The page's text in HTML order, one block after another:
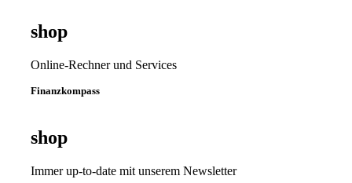
shop
Online-Rechner und Services
Finanzkompass
shop
Immer up-to-date mit unserem Newsletter